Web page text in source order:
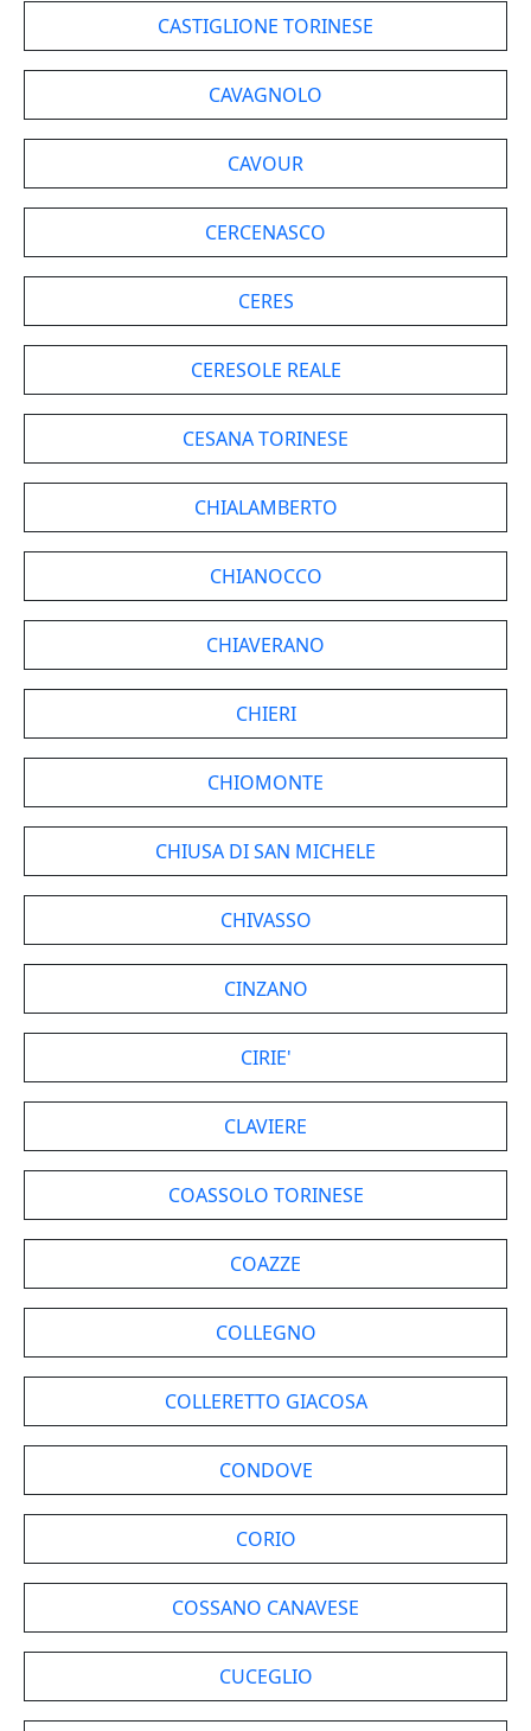
CASTIGLIONE TORINESE
CAVAGNOLO
CAVOUR
CERCENASCO
CERES
CERESOLE REALE
CESANA TORINESE
CHIALAMBERTO
CHIANOCCO
CHIAVERANO
CHIERI
CHIOMONTE
CHIUSA DI SAN MICHELE
CHIVASSO
CINZANO
CIRIE'
CLAVIERE
COASSOLO TORINESE
COAZZE
COLLEGNO
COLLERETTO GIACOSA
CONDOVE
CORIO
COSSANO CANAVESE
CUCEGLIO